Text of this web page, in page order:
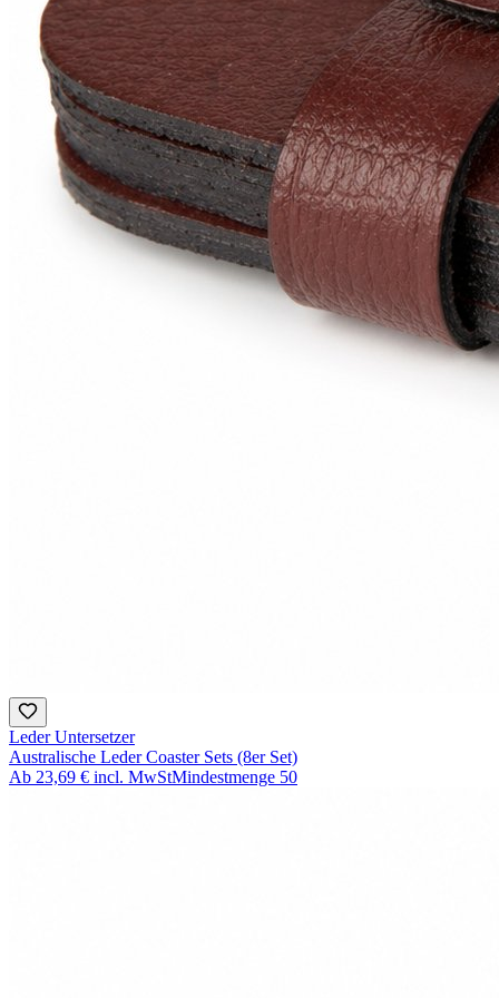
Leder Untersetzer
Australische Leder Coaster Sets (8er Set)
Ab 23,69 € incl. MwStMindestmenge 50